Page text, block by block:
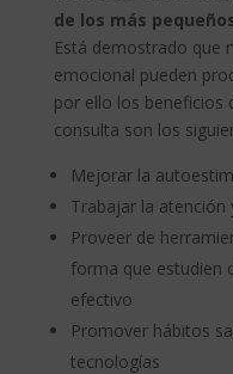
de los más
Está demostrado que
emocional pueden
por ello los beneficios
consulta son los
Mejorar la
Trabajar la atención
Proveer de
forma que estudien
efectivo
Promover hábitos
tecnologías